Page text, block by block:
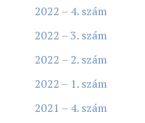
2022 – 4. szám
2022 – 3. szám
2022 – 2. szám
2022 – 1. szám
2021 – 4. szám